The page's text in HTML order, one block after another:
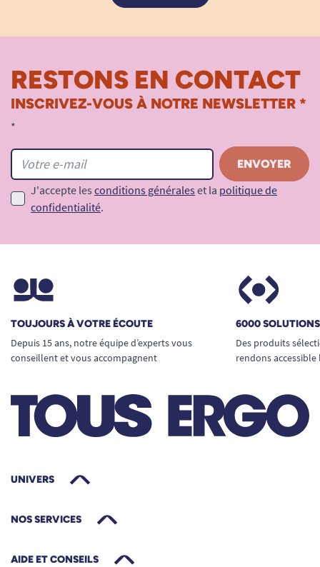
RESTONS EN CONTACT
INSCRIVEZ-VOUS À NOTRE NEWSLETTER *
*
J'accepte les conditions générales et la politique de
confidentialité.
TOUJOURS À VOTRE ÉCOUTE
Depuis 15 ans, notre équipe d’experts vous
conseillent et vous accompagnent
6000
Des produits
rendons
UNIVERS
NOS SERVICES
AIDE ET CONSEILS